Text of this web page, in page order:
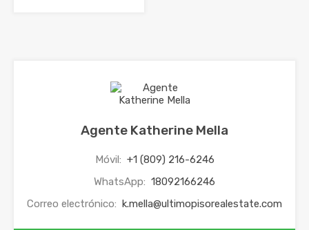
Agente Katherine Mella
Móvil: +1 (809) 216-6246
WhatsApp: 18092166246
Correo electrónico: k.mella@ultimopisorealestate.com